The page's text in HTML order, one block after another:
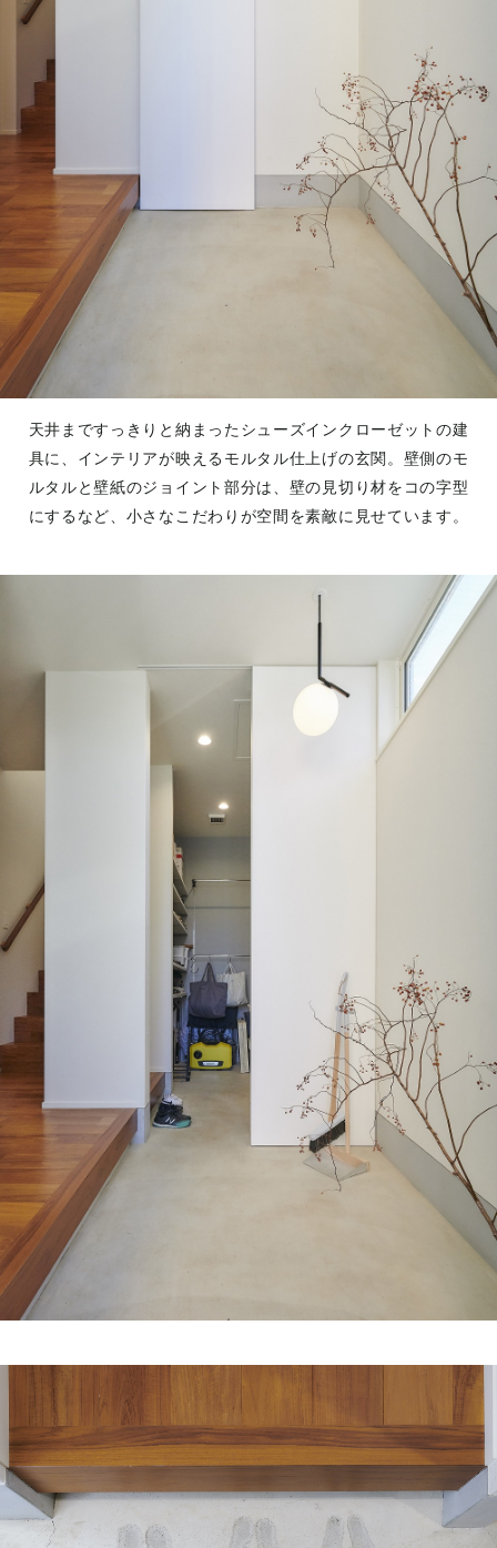
天井まですっきりと納まったシューズインクローゼットの建
具に、インテリアが映えるモルタル仕上げの玄関。壁側のモ
ルタルと壁紙のジョイント部分は、壁の見切り材をコの字型
にするなど、小さなこだわりが空間を素敵に見せています。